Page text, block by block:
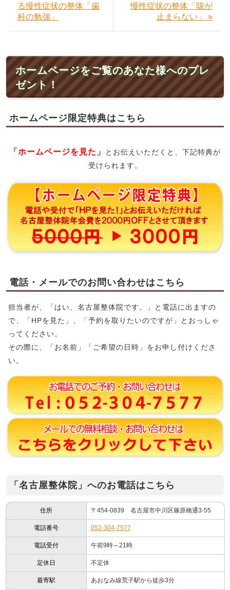
る慢性症状の整体「歯
科の勉強」
慢性症状の整体「咳が
止まらない」 »
ホームページをご覧のあなた様へのプレ
ゼント！
ホームページ限定特典はこちら
「ホームページを見た」
とお伝えいただくと、下記特典が
受けられます。
電話・メールでのお問い合わせはこちら
担当者が、「はい、名古屋整体院です。」と電話に出ますの
で、「HPを見た」、「予約を取りたいのですが」とおっしゃ
ってください。
その際に、「お名前」「ご希望の日時」をお申し付けくださ
い。
「名古屋整体院」へのお電話はこちら
住所 〒454-0839 名古屋市中川区篠原橋通3-55
電話番号 052-304-7577
電話受付 午前9時～21時
定休日 不定休
最寄駅 あおなみ線荒子駅から徒歩3分